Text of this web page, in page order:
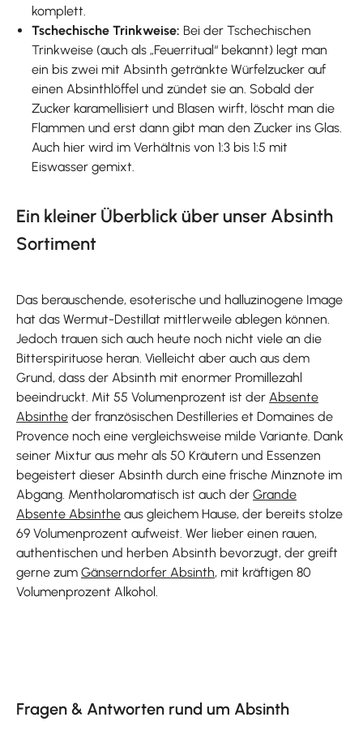
komplett.
Tschechische Trinkweise: Bei der Tschechischen
Trinkweise (auch als „Feuerritual“ bekannt) legt man
ein bis zwei mit Absinth getränkte Würfelzucker auf
einen Absinthlöffel und zündet sie an. Sobald der
Zucker karamellisiert und Blasen wirft, löscht man die
Flammen und erst dann gibt man den Zucker ins Glas.
Auch hier wird im Verhältnis von 1:3 bis 1:5 mit
Eiswasser gemixt.
Ein kleiner Überblick über unser Absinth
Sortiment
Das berauschende, esoterische und halluzinogene Image
hat das Wermut-Destillat mittlerweile ablegen können.
Jedoch trauen sich auch heute noch nicht viele an die
Bitterspirituose heran. Vielleicht aber auch aus dem
Grund, dass der Absinth mit enormer Promillezahl
beeindruckt. Mit 55 Volumenprozent ist der Absente
Absinthe der französischen Destilleries et Domaines de
Provence noch eine vergleichsweise milde Variante. Dank
seiner Mixtur aus mehr als 50 Kräutern und Essenzen
begeistert dieser Absinth durch eine frische Minznote im
Abgang. Mentholaromatisch ist auch der Grande
Absente Absinthe aus gleichem Hause, der bereits stolze
69 Volumenprozent aufweist. Wer lieber einen rauen,
authentischen und herben Absinth bevorzugt, der greift
gerne zum Gänserndorfer Absinth, mit kräftigen 80
Volumenprozent Alkohol.
Fragen & Antworten rund um Absinth